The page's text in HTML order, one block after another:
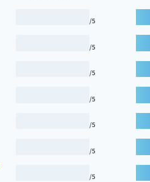
/5
/5
/5
/5
/5
/5
/5